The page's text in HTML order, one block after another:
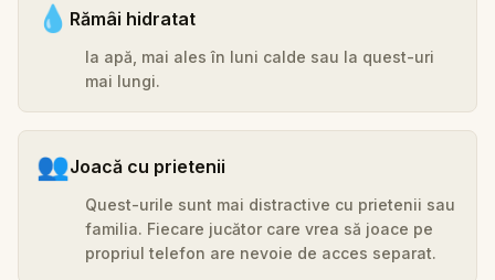
💧 Rămâi hidratat
Ia apă, mai ales în luni calde sau la quest-uri
mai lungi.
👥Joacă cu prietenii
Quest-urile sunt mai distractive cu prietenii sau
familia. Fiecare jucător care vrea să joace pe
propriul telefon are nevoie de acces separat.